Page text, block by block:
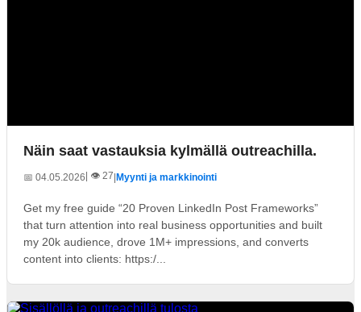
Näin saat vastauksia kylmällä outreachilla.
📅 04.05.2026 | 👁️ 27|Myynti ja markkinointi
Get my free guide “20 Proven LinkedIn Post Frameworks”
that turn attention into real business opportunities and built
my 20k audience, drove 1M+ impressions, and converts
content into clients: https:/...